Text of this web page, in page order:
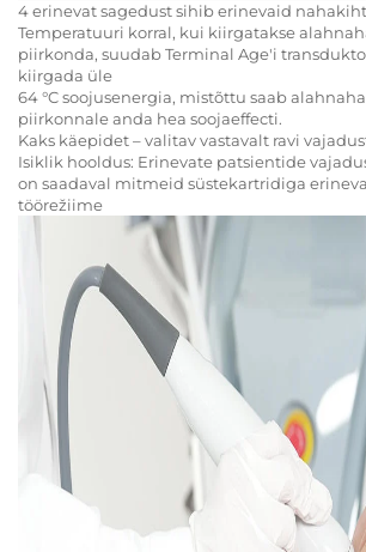
4 erinevat sagedust sihib erinevaid
Temperatuuri korral, kui kiirgatakse
piirkonda, suudab Terminal Age'i
kiirgada üle
64 °C soojusenergia, mistõttu saab
piirkonnale anda hea soojaeffecti.
Kaks käepidet – valitav vastavalt ravi
Isiklik hooldus: Erinevate patsientide
on saadaval mitmeid süstekartridiga
töörežiime